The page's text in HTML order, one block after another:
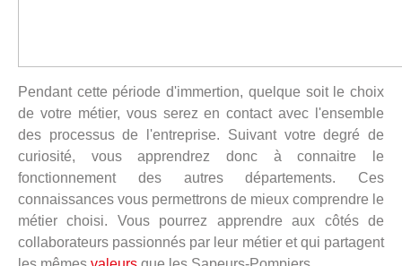
Pendant cette période d'immertion, quelque soit le choix
de votre métier, vous serez en contact avec l'ensemble
des processus de l'entreprise. Suivant votre degré de
curiosité, vous apprendrez donc à connaitre le
fonctionnement des autres départements. Ces
connaissances vous permettrons de mieux comprendre le
métier choisi. Vous pourrez apprendre aux côtés de
collaborateurs passionnés par leur métier et qui partagent